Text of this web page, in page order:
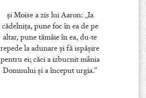
şi Moise a zis lui Aaron: „Ia
cădelniţa, pune foc în ea de pe
altar, pune tămâie în ea, du-te
repede la adunare şi fă ispăşire
pentru ei; căci a izbucnit mânia
Domnului şi a început urgia.”